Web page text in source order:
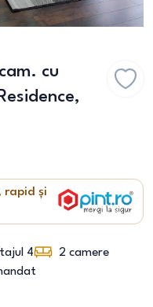
cu
rapid și
4 2 camere